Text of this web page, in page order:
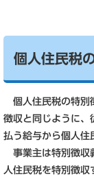
個人住民税
個人住民税の特別
徴収と同じように、
払う給与から個人住
事業主は特別徴収
人住民税を特別徴収